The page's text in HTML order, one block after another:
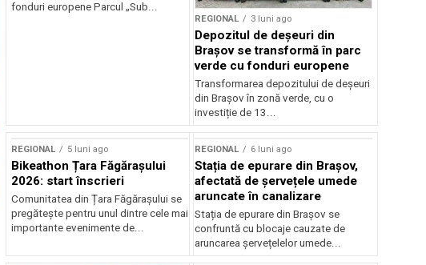
fonduri europene Parcul „Sub...
REGIONAL 3 luni ago
Depozitul de deșeuri din
Brașov se transformă în parc
verde cu fonduri europene
Transformarea depozitului de deșeuri
din Brașov în zonă verde, cu o
investiție de 13...
REGIONAL 5 luni ago
Bikeathon Țara Făgărașului
2026: start înscrieri
Comunitatea din Țara Făgărașului se
pregătește pentru unul dintre cele mai
importante evenimente de...
REGIONAL 6 luni ago
Stația de epurare din Brașov,
afectată de șervețele umede
aruncate în canalizare
Stația de epurare din Brașov se
confruntă cu blocaje cauzate de
aruncarea șervețelelor umede...